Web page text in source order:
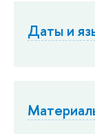
Даты и